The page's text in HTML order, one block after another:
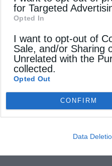
for Targeted
Opted In
I want to opt-out of
Sale, and/or Sharing
Unrelated with the
collected.
Opted Out
CONFIRM
Data